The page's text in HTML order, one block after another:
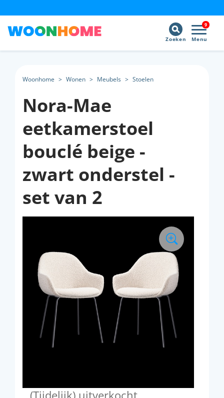
9
Menu
Zoeken
Woonhome > Wonen > Meubels > Stoelen
Nora-Mae
eetkamerstoel
bouclé beige -
zwart onderstel -
set van 2
(Tijdelijk) uitverkocht